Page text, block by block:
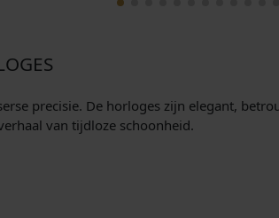
precisie. De horloges zijn elegant,
van tijdloze schoonheid.